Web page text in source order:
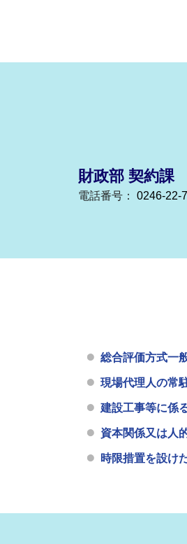
財政部 契約課
電話番号： 0246-22-
総合評価方式一
現場代理人の常
建設工事等に係
資本関係又は人
時限措置を設け